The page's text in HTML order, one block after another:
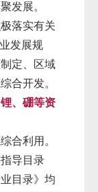
发展。
落实有关
发展规
定、区域
合开发。
、硼等资
合利用。
导目录
目录》均